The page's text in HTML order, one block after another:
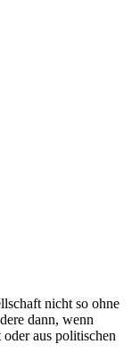
nicht so ohne
dann, wenn
aus politischen